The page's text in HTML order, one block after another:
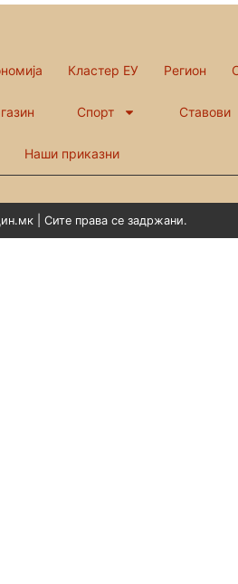
Кластер ЕУ Регион
Спорт Ставови
Наши приказни
| Сите права се задржани.